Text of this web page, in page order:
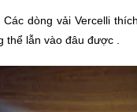
dòng vải Vercelli
thể lẫn vào đâu được .